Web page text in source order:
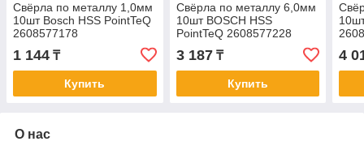
Свёрла по металлу 1,0мм
10шт Bosch HSS PointTeQ
2608577178
1 144 ₸
Купить
Свёрла по металлу 6,0мм
10шт BOSCH HSS
PointTeQ 2608577228
3 187₸
Купить
4
О нас